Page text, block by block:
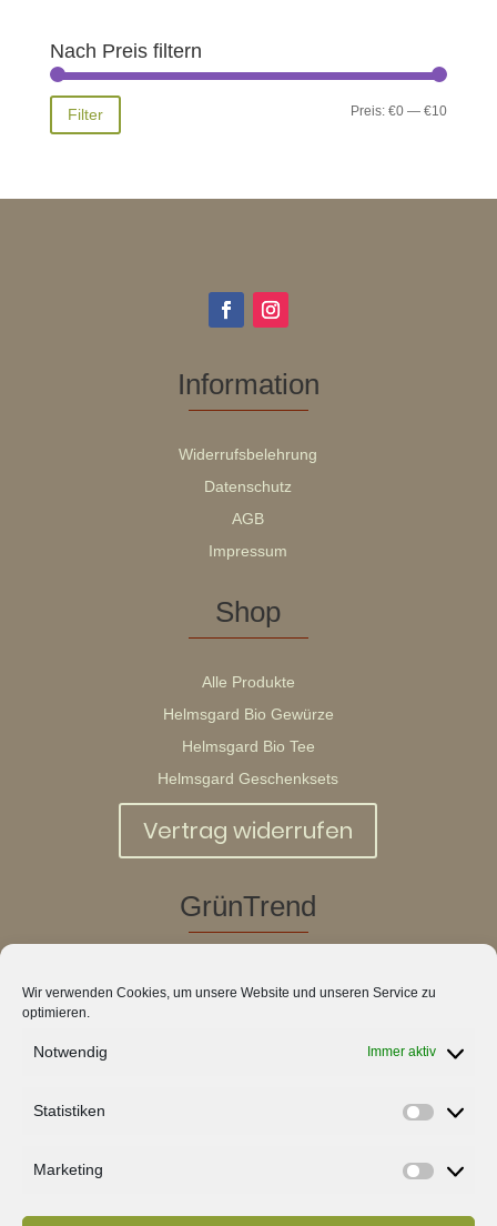
Wir verwenden Cookies, um unsere Website und unseren Service zu
optimieren.
Notwendig Immer aktiv
Statistiken
Marketing
Nach Preis filtern
Min.
Max.
Filter Preis:€0 —€10
Information
Widerrufsbelehrung
Datenschutz
AGB
Impressum
Shop
Alle Produkte
Helmsgard Bio Gewürze
Helmsgard Bio Tee
Helmsgard Geschenksets
Vertrag widerrufen
GrünTrend